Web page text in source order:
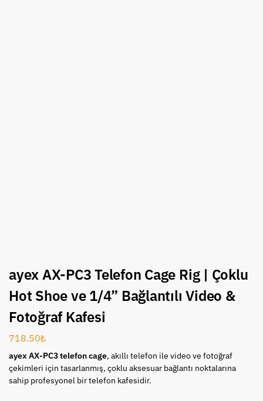
ayex AX-PC3 Telefon Cage Rig | Çoklu
Hot Shoe ve 1/4” Bağlantılı Video &
Fotoğraf Kafesi
718.50₺
ayex AX-PC3 telefon cage, akıllı telefon ile video ve fotoğraf
çekimleri için tasarlanmış, çoklu aksesuar bağlantı noktalarına
sahip profesyonel bir telefon kafesidir.